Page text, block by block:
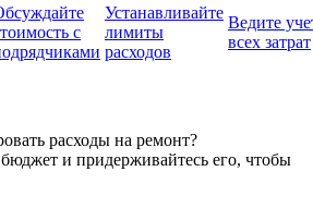
с
Устанавливайте
лимиты
расходов
Ведите
всех затрат
расходы на ремонт?
и придерживайтесь его, чтобы